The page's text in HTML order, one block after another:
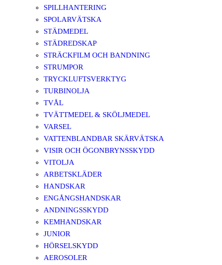
SPILLHANTERING
SPOLARVÄTSKA
STÄDMEDEL
STÄDREDSKAP
STRÄCKFILM OCH BANDNING
STRUMPOR
TRYCKLUFTSVERKTYG
TURBINOLJA
TVÅL
TVÄTTMEDEL & SKÖLJMEDEL
VARSEL
VATTENBLANDBAR SKÄRVÄTSKA
VISIR OCH ÖGONBRYNSSKYDD
VITOLJA
ARBETSKLÄDER
HANDSKAR
ENGÅNGSHANDSKAR
ANDNINGSSKYDD
KEMHANDSKAR
JUNIOR
HÖRSELSKYDD
AEROSOLER